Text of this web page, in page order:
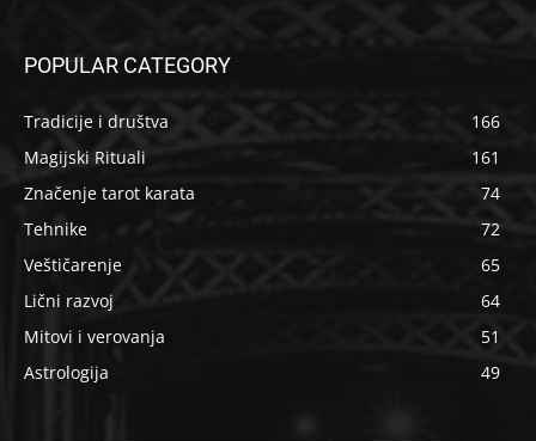
POPULAR CATEGORY
Tradicije i društva
166
Magijski Rituali
161
Značenje tarot karata
74
Tehnike
72
Veštičarenje
65
Lični razvoj
64
Mitovi i verovanja
51
Astrologija
49